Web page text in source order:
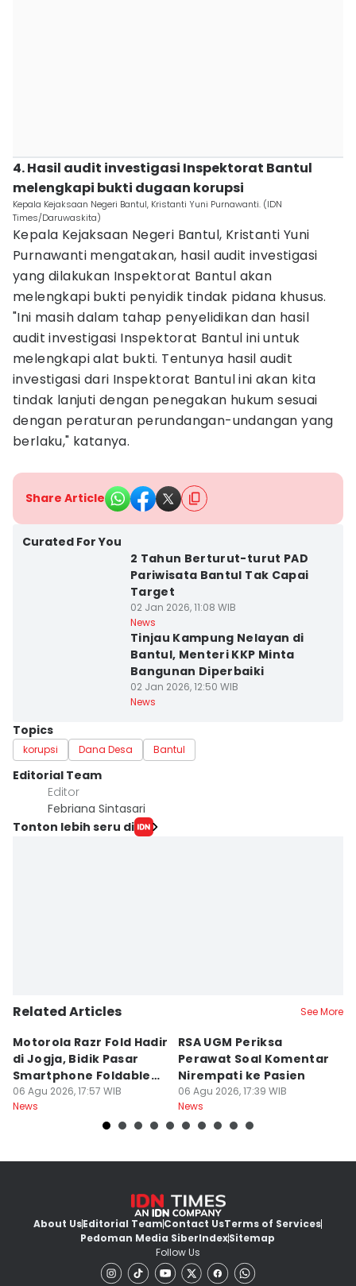
‎4. Hasil audit investigasi Inspektorat Bantul
melengkapi bukti dugaan korupsi
Kepala Kejaksaan Negeri Bantul, Kristanti Yuni Purnawanti. (IDN
Times/Daruwaskita)
Kepala Kejaksaan Negeri Bantul, Kristanti Yuni
Purnawanti mengatakan, hasil audit investigasi
yang dilakukan Inspektorat Bantul akan
melengkapi bukti penyidik tindak pidana khusus. ‎
"Ini masih dalam tahap penyelidikan dan hasil
audit investigasi Inspektorat Bantul ini untuk
melengkapi alat bukti. Tentunya hasil audit
investigasi dari Inspektorat Bantul ini akan kita
tindak lanjuti dengan penegakan hukum sesuai
dengan peraturan perundangan-undangan yang
berlaku," katanya.
Share Article
Curated For You
2 Tahun Berturut-turut PAD
Pariwisata Bantul Tak Capai
Target
02 Jan 2026, 11:08 WIB
News
Tinjau Kampung Nelayan di
Bantul, Menteri KKP Minta
Bangunan Diperbaiki
02 Jan 2026, 12:50 WIB
News
Topics
korupsi Dana Desa Bantul
Editorial Team
Editor
Febriana Sintasari
Tonton lebih seru di
Related Articles See More
Motorola Razr Fold Hadir
di Jogja, Bidik Pasar
Smartphone Foldable
Premium
06 Agu 2026, 17:57 WIB
News
RSA UGM Periksa
Perawat Soal Komentar
Nirempati ke Pasien
06 Agu 2026, 17:39 WIB
News
About UsEditorial TeamContact UsTerms of Services
Pedoman Media SiberIndexSitemap
Follow Us